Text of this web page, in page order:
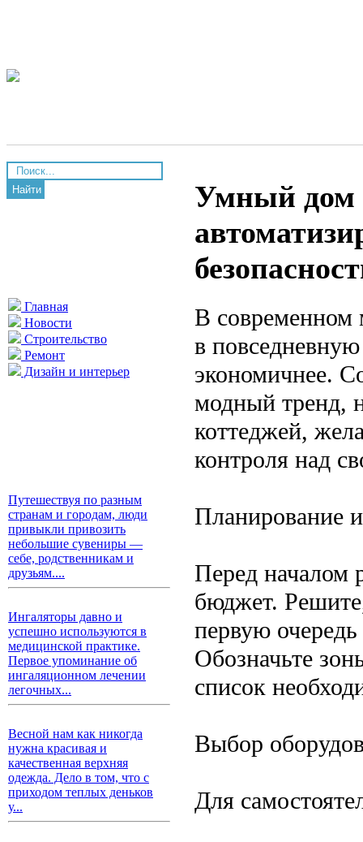
Найти
Главная
Новости
Строительство
Ремонт
Дизайн и интерьер
Путешествуя по разным
странам и городам, люди
привыкли привозить
небольшие сувениры —
себе, родственникам и
друзьям....
Ингаляторы давно и
успешно используются в
медицинской практике.
Первое упоминание об
ингаляционном лечении
легочных...
Весной нам как никогда
нужна красивая и
качественная верхняя
одежда. Дело в том, что с
приходом теплых деньков
у...
Умный дом
В современном
в
экономичнее.
модный тренд,
коттеджей,
контроля над
Планирование
Перед началом
бюджет.
первую
Обозначьте
список
Выбор
Для